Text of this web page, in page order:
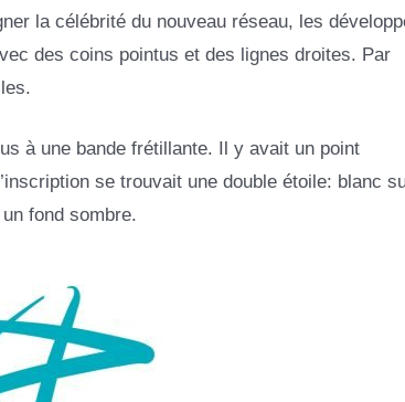
la célébrité du nouveau réseau, les
des coins pointus et des lignes droites. Par
à une bande frétillante. Il y avait un point
se trouvait une double étoile: blanc
fond sombre.